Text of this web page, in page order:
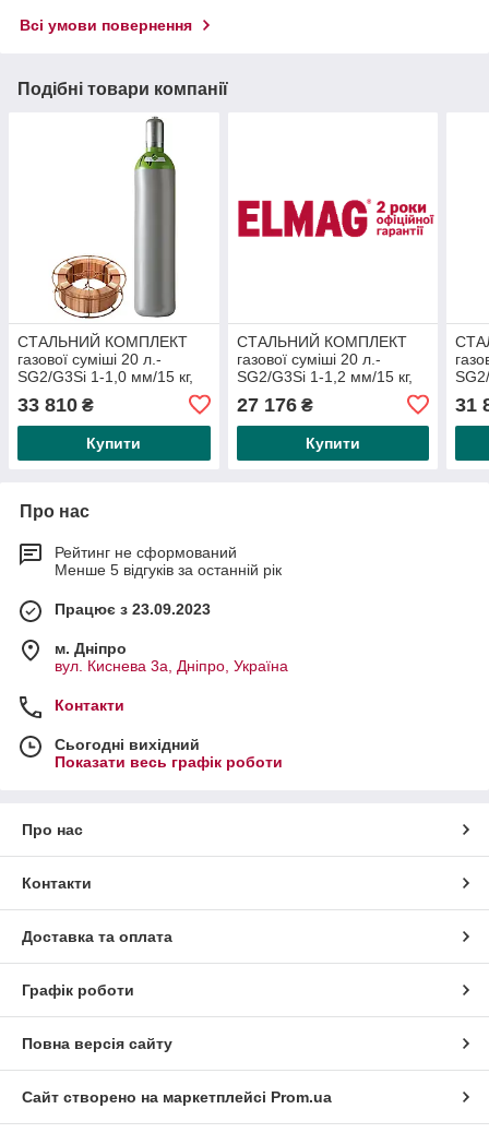
Всі умови повернення
Подібні товари компанії
СТАЛЬНИЙ КОМПЛЕКТ
газової суміші 20 л.-
SG2/G3Si 1-1,0 мм/15 кг,
Зварювальний стрижень
1,0 мм/15
33 810 ₴
Купити
СТАЛЬНИЙ КОМПЛЕКТ
газової суміші 20 л.-
SG2/G3Si 1-1,2 мм/15 кг,
Зварювальний пруток 1,2
мм/15
27 176₴
Купити
31
Про нас
Рейтинг не сформований
Менше 5 відгуків за останній рік
Працює з 23.09.2023
м. Дніпро
вул. Киснева 3а, Дніпро, Україна
Контакти
Сьогодні вихідний
Показати весь графік роботи
Про нас
Контакти
Доставка та оплата
Графік роботи
Повна версія сайту
Сайт створено на маркетплейсі Prom.ua